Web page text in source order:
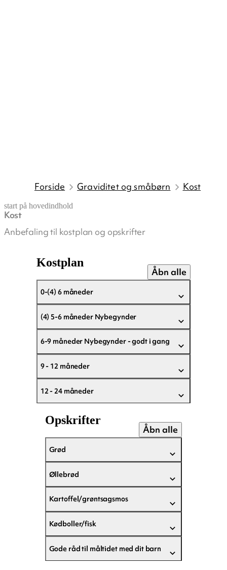
Forside Graviditet og småbørn Kost
start på hovedindhold
Kost
Anbefaling til kostplan og opskrifter
senest opdateret 30. juni 2026
Kostplan
Åbn alle
0-(4) 6 måneder
(4) 5-6 måneder Nybegynder
6-9 måneder Nybegynder - godt i gang
9 - 12 måneder
12 - 24 måneder
Opskrifter
Åbn alle
Grød
Øllebrød
Kartoffel/grøntsagsmos
Kødboller/fisk
Gode råd til måltidet med dit barn